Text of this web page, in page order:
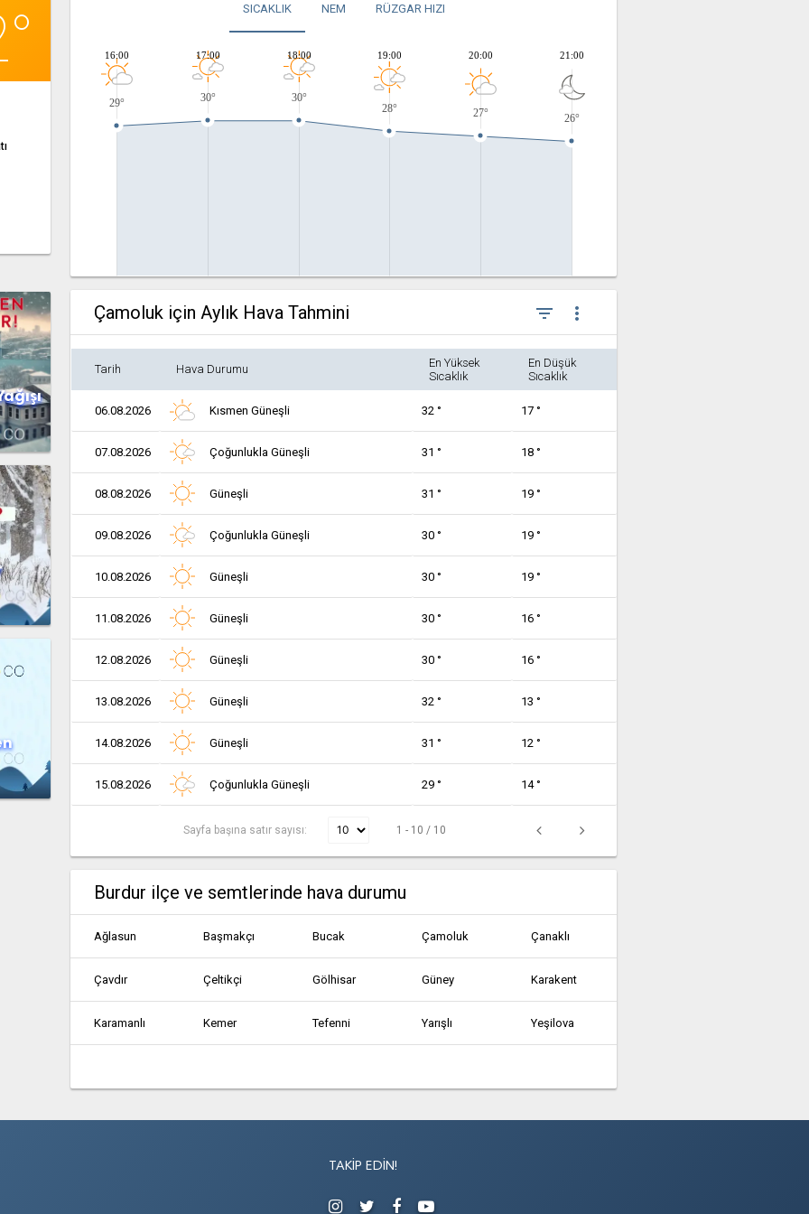
SICAKLIK NEM RÜZGAR HIZI
29° 30°
30°
28°
27° 26°
16:00 17:00 18:00 19:00 20:00 21:00
Çamoluk için Aylık Hava Tahmini filter_list more_vert
Tarih Hava Durumu
En Yüksek
Sıcaklık
En Düşük
Sıcaklık
06.08.2026 Kısmen Güneşli 32 ° 17 °
07.08.2026 Çoğunlukla Güneşli 31 ° 18 °
08.08.2026 Güneşli 31 ° 19 °
09.08.2026 Çoğunlukla Güneşli 30 ° 19 °
10.08.2026 Güneşli 30 ° 19 °
11.08.2026 Güneşli 30 ° 16 °
12.08.2026 Güneşli 30 ° 16 °
13.08.2026 Güneşli 32 ° 13 °
14.08.2026 Güneşli 31 ° 12 °
15.08.2026 Çoğunlukla Güneşli 29 ° 14 °
Sayfa başına satır sayısı: 1 - 10 / 10
Burdur ilçe ve semtlerinde hava durumu
Ağlasun Başmakçı Bucak Çamoluk Çanaklı
Çavdır Çeltikçi Gölhisar Güney Karakent
Karamanlı Kemer Tefenni Yarışlı Yeşilova
TAKIP EDIN!